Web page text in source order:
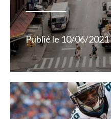
Publié le 10/06/2021